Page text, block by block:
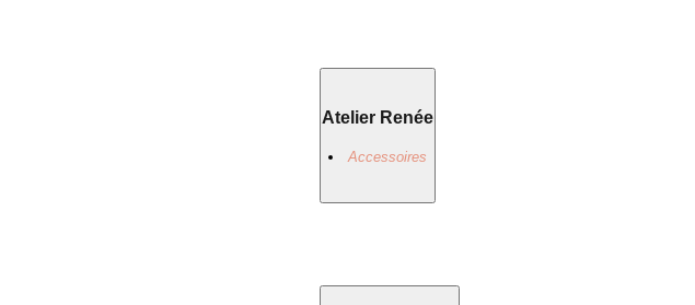
Atelier Renée
Accessoires